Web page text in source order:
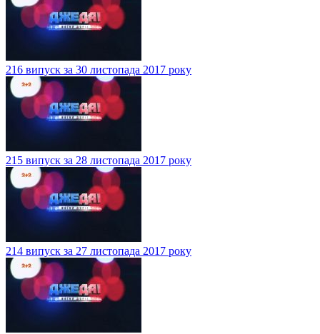
216 випуск за 30 листопада 2017 року
215 випуск за 28 листопада 2017 року
214 випуск за 27 листопада 2017 року